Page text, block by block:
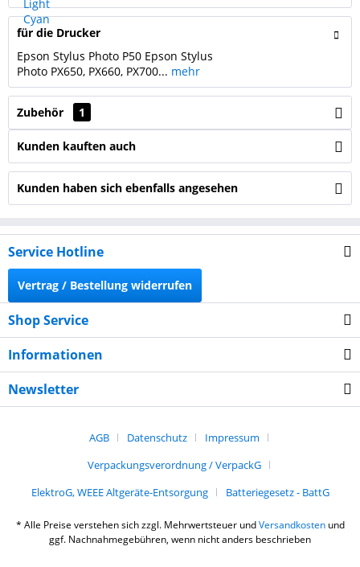
für die Drucker
Epson Stylus Photo P50 Epson Stylus
Photo PX650, PX660, PX700... mehr
Zubehör 1
Kunden kauften auch
Kunden haben sich ebenfalls angesehen
Service Hotline
Vertrag / Bestellung widerrufen
Shop Service
Informationen
Newsletter
AGB Datenschutz
Impressum
Verpackungsverordnung / VerpackG
ElektroG, WEEE Altgeräte-Entsorgung
Batteriegesetz - BattG
* Alle Preise verstehen sich zzgl. Mehrwertsteuer undVersandkostenund
ggf. Nachnahmegebühren, wenn nicht anders beschrieben